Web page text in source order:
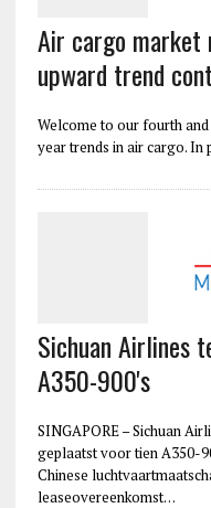
Air cargo
upward trend
Welcome to our fourth
year trends in air cargo. In
Sichuan Airlines
A350-900's
SINGAPORE – Sichuan
geplaatst voor tien A350-
Chinese
leaseovereenkomst…